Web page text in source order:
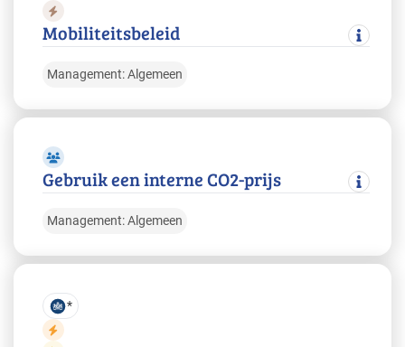
Mobiliteitsbeleid
Management: Algemeen
Gebruik een interne CO2-prijs
Management: Algemeen
*